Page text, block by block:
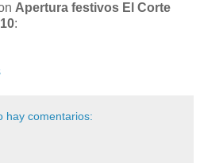
Apertura festivos El Corte
:
hay comentarios: